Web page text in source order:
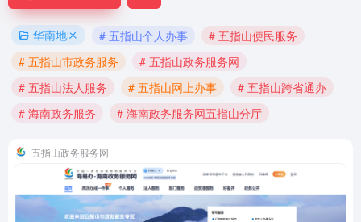
华南地区 # 五指山个人办事
# 五指山便民服务
# 五指山市政务服务
# 五指山政务服务网
# 五指山法人服务
# 五指山网上办事
# 五指山跨省通办
# 海南政务服务
# 海南政务服务网五指山分厅
五指山政务服务网